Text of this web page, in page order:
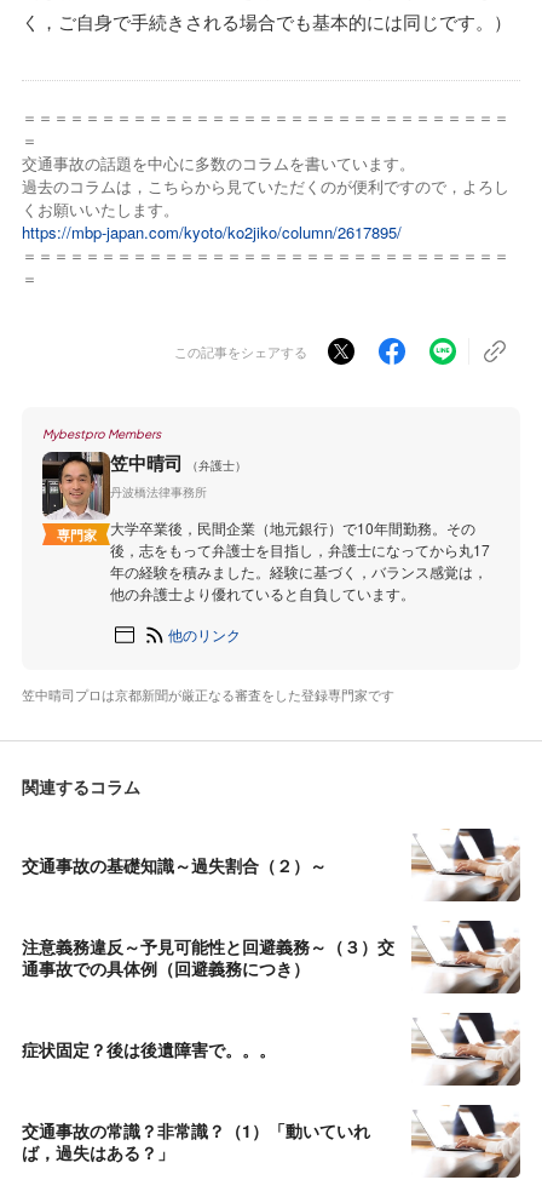
く，ご自身で手続きされる場合でも基本的には同じです。）
＝＝＝＝＝＝＝＝＝＝＝＝＝＝＝＝＝＝＝＝＝＝＝＝＝＝＝＝＝＝＝
＝
交通事故の話題を中心に多数のコラムを書いています。
過去のコラムは，こちらから見ていただくのが便利ですので，よろし
くお願いいたします。
https://mbp-japan.com/kyoto/ko2jiko/column/2617895/
＝＝＝＝＝＝＝＝＝＝＝＝＝＝＝＝＝＝＝＝＝＝＝＝＝＝＝＝＝＝＝
＝
この記事をシェアする
Mybestpro Members
専門家
笠中晴司
（弁護士）
丹波橋法律事務所
大学卒業後，民間企業（地元銀行）で10年間勤務。その
後，志をもって弁護士を目指し，弁護士になってから丸17
年の経験を積みました。経験に基づく，バランス感覚は，
他の弁護士より優れていると自負しています。
他のリンク
笠中晴司プロは京都新聞が厳正なる審査をした登録専門家です
関連するコラム
交通事故の基礎知識～過失割合（２）～
注意義務違反～予見可能性と回避義務～（３）交
通事故での具体例（回避義務につき）
症状固定？後は後遺障害で。。。
交通事故の常識？非常識？（1）「動いていれ
ば，過失はある？」